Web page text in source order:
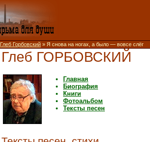
Глеб Горбовский » Я снова на ногах, а было — вовсе слёг
Глеб ГОРБОВСКИЙ
Главная
Биография
Книги
Фотоальбом
Тексты песен